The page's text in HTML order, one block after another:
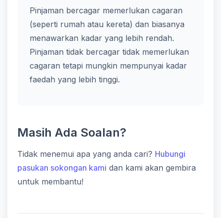
Pinjaman bercagar memerlukan cagaran
(seperti rumah atau kereta) dan biasanya
menawarkan kadar yang lebih rendah.
Pinjaman tidak bercagar tidak memerlukan
cagaran tetapi mungkin mempunyai kadar
faedah yang lebih tinggi.
Masih Ada Soalan?
Tidak menemui apa yang anda cari? Hubungi
pasukan sokongan kami dan kami akan gembira
untuk membantu!